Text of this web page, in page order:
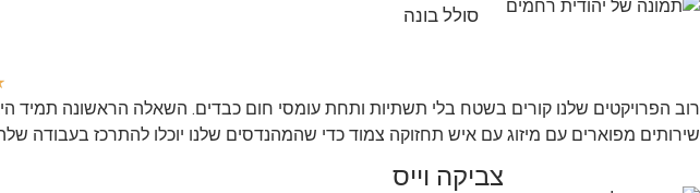
סולל בונה
רוב הפרויקטים שלנו קורים בשטח בלי תשתיות ותחת עומסי חום כבדים. השאלה הראשונה תמיד
שירותים מפוארים עם מיזוג עם איש תחזוקה צמוד כדי שהמהנדסים שלנו יוכלו להתרכז בעבודה
צביקה וייס